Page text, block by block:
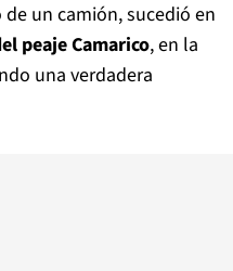
un camión, sucedió en
peaje Camarico, en la
una verdadera